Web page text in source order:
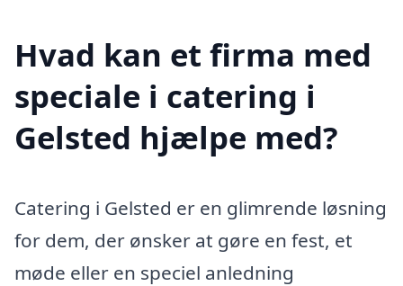
Hvad kan et firma med
speciale i catering i
Gelsted hjælpe med?
Catering i Gelsted er en glimrende løsning
for dem, der ønsker at gøre en fest, et
møde eller en speciel anledning